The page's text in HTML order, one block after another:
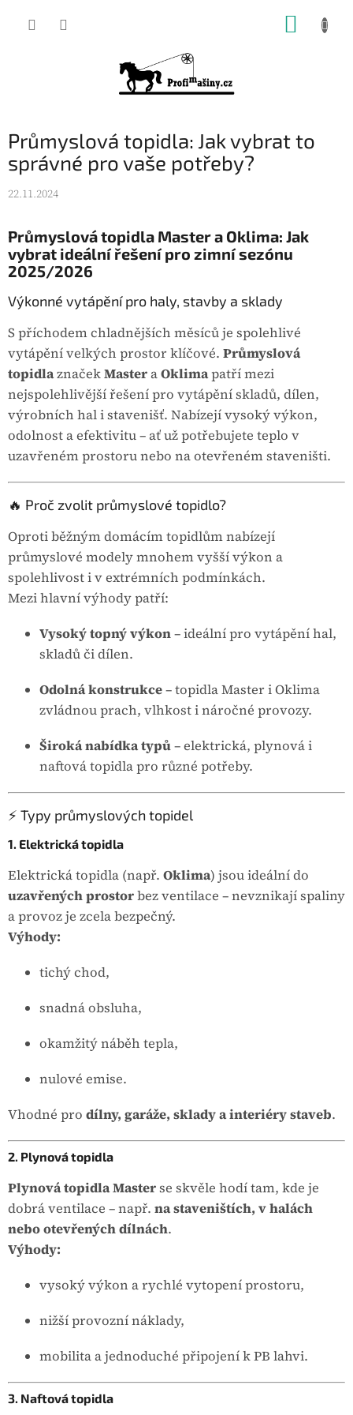
Průmyslová topidla: Jak vybrat to
správné pro vaše potřeby?
22.11.2024
Průmyslová topidla Master a Oklima: Jak
vybrat ideální řešení pro zimní sezónu
2025/2026
Výkonné vytápění pro haly, stavby a sklady
S příchodem chladnějších měsíců je spolehlivé
vytápění velkých prostor klíčové. Průmyslová
topidlaznačekMasteraOklimapatří mezi
nejspolehlivější řešení pro vytápění skladů, dílen,
výrobních hal i stavenišť. Nabízejí vysoký výkon,
odolnost a efektivitu – ať už potřebujete teplo v
uzavřeném prostoru nebo na otevřeném staveništi.
🔥 Proč zvolit průmyslové topidlo?
Oproti běžným domácím topidlům nabízejí
průmyslové modely mnohem vyšší výkon a
spolehlivost i v extrémních podmínkách.
Mezi hlavní výhody patří:
Vysoký topný výkon– ideální pro vytápění hal,
skladů či dílen.
Odolná konstrukce– topidla Master i Oklima
zvládnou prach, vlhkost i náročné provozy.
Široká nabídka typů– elektrická, plynová i
naftová topidla pro různé potřeby.
⚡ Typy průmyslových topidel
1. Elektrická topidla
Elektrická topidla (např. Oklima) jsou ideální do
uzavřených prostorbez ventilace – nevznikají spaliny
a provoz je zcela bezpečný.
Výhody:
tichý chod,
snadná obsluha,
okamžitý náběh tepla,
nulové emise.
Vhodné pro dílny, garáže, sklady a interiéry staveb.
2. Plynová topidla
Plynová topidla Masterse skvěle hodí tam, kde je
dobrá ventilace – např. na staveništích, v halách
nebo otevřených dílnách.
Výhody:
vysoký výkon a rychlé vytopení prostoru,
nižší provozní náklady,
mobilita a jednoduché připojení k PB lahvi.
3. Naftová topidla